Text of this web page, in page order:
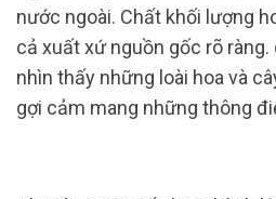
nước ngoài. Chất khối lượng
cả xuất xứ nguồn gốc rõ
nhìn thấy những loài hoa và
gợi cảm mang những thông